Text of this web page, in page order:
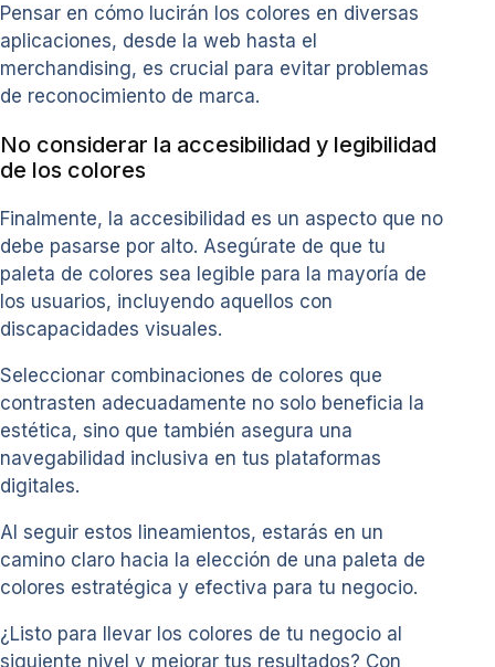
Pensar en cómo lucirán los colores en diversas
aplicaciones, desde la web hasta el
merchandising, es crucial para evitar problemas
de reconocimiento de marca.
No considerar la accesibilidad y legibilidad
de los colores
Finalmente, la accesibilidad es un aspecto que no
debe pasarse por alto. Asegúrate de que tu
paleta de colores sea legible para la mayoría de
los usuarios, incluyendo aquellos con
discapacidades visuales.
Seleccionar combinaciones de colores que
contrasten adecuadamente no solo beneficia la
estética, sino que también asegura una
navegabilidad inclusiva en tus plataformas
digitales.
Al seguir estos lineamientos, estarás en un
camino claro hacia la elección de una paleta de
colores estratégica y efectiva para tu negocio.
¿Listo para llevar los colores de tu negocio al
siguiente nivel y mejorar tus resultados? Con